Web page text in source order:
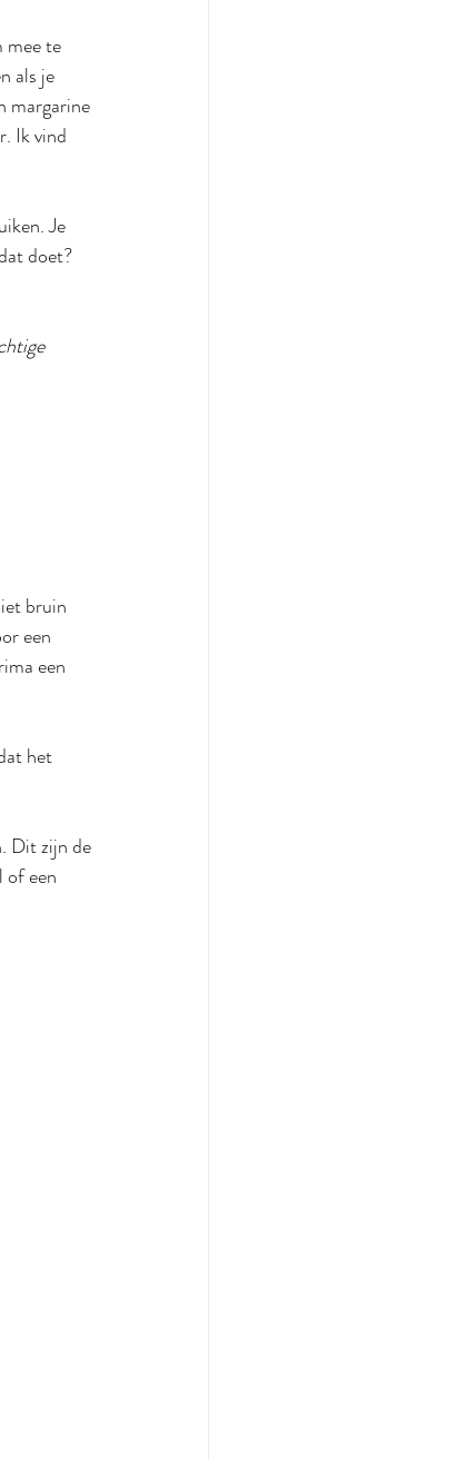
mee te
als je
margarine
Ik vind
Je
doet?
bruin
een
een
het
Dit zijn de
of een